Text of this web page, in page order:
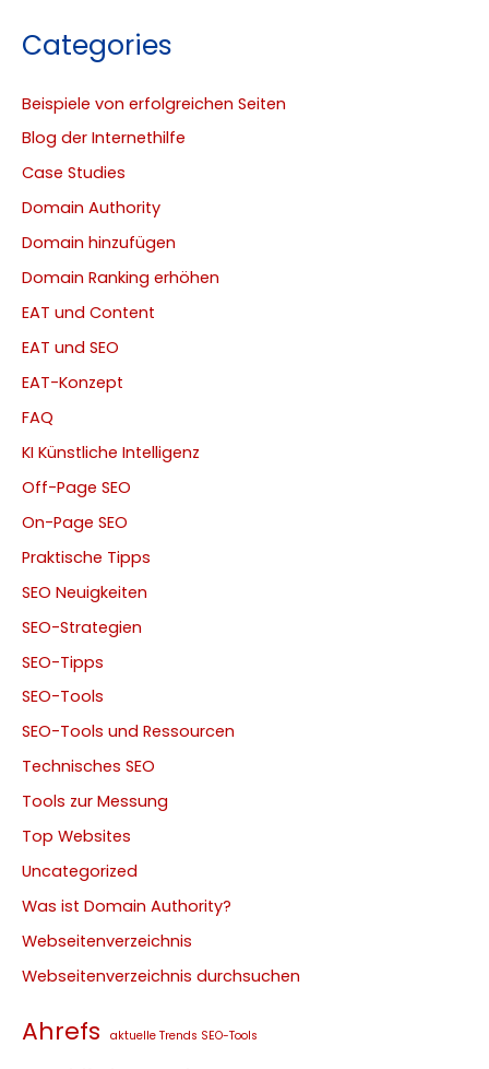
Categories
Beispiele von erfolgreichen Seiten
Blog der Internethilfe
Case Studies
Domain Authority
Domain hinzufügen
Domain Ranking erhöhen
EAT und Content
EAT und SEO
EAT-Konzept
FAQ
KI Künstliche Intelligenz
Off-Page SEO
On-Page SEO
Praktische Tipps
SEO Neuigkeiten
SEO-Strategien
SEO-Tipps
SEO-Tools
SEO-Tools und Ressourcen
Technisches SEO
Tools zur Messung
Top Websites
Uncategorized
Was ist Domain Authority?
Webseitenverzeichnis
Webseitenverzeichnis durchsuchen
Ahrefs aktuelle Trends SEO-Tools